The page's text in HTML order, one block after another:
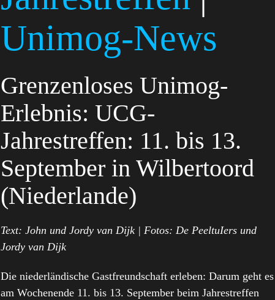
Unimog-News
Grenzenloses Unimog-
Erlebnis: UCG-
Jahrestreffen: 11. bis 13.
September in Wilbertoord
(Niederlande)
Text: John und Jordy van Dijk | Fotos: De PeeltuIers und
Jordy van Dijk
Die niederländische Gastfreundschaft erleben: Darum geht es
am Wochenende 11. bis 13. September beim Jahrestreffen